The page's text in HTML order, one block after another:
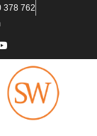
378 762